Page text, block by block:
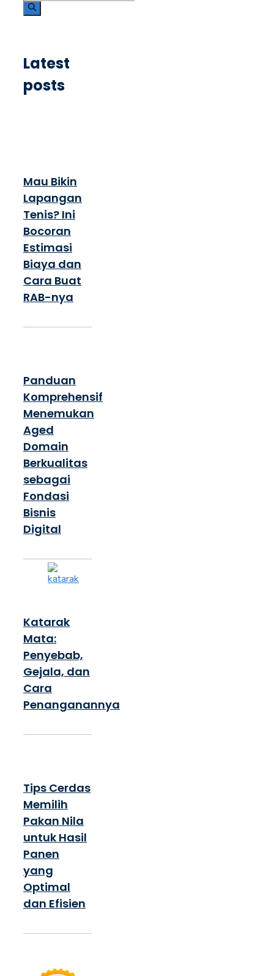
Latest
posts
Mau Bikin
Lapangan
Tenis? Ini
Bocoran
Estimasi
Biaya dan
Cara Buat
RAB-nya
Panduan
Komprehensif
Menemukan
Aged
Domain
Berkualitas
sebagai
Fondasi
Bisnis
Digital
Katarak
Mata:
Penyebab,
Gejala, dan
Cara
Penanganannya
Tips Cerdas
Memilih
Pakan Nila
untuk Hasil
Panen
yang
Optimal
dan Efisien